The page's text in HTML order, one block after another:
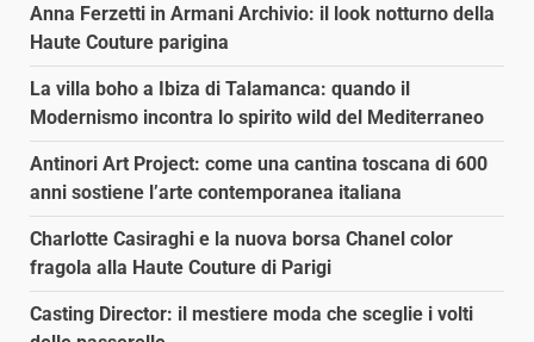
Anna Ferzetti in Armani Archivio: il look notturno della
Haute Couture parigina
La villa boho a Ibiza di Talamanca: quando il
Modernismo incontra lo spirito wild del Mediterraneo
Antinori Art Project: come una cantina toscana di 600
anni sostiene l’arte contemporanea italiana
Charlotte Casiraghi e la nuova borsa Chanel color
fragola alla Haute Couture di Parigi
Casting Director: il mestiere moda che sceglie i volti